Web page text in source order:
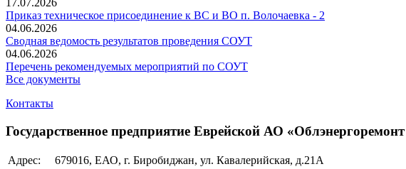
17.07.2026
Приказ техническое присоединение к ВС и ВО п. Волочаевка - 2
04.06.2026
Сводная ведомость результатов проведения СОУТ
04.06.2026
Перечень рекомендуемых мероприятий по СОУТ
Все документы
Контакты
Государственное предприятие Еврейской АО
Адрес:
679016, ЕАО, г. Биробиджан, ул. Кавалерийская, д.21А